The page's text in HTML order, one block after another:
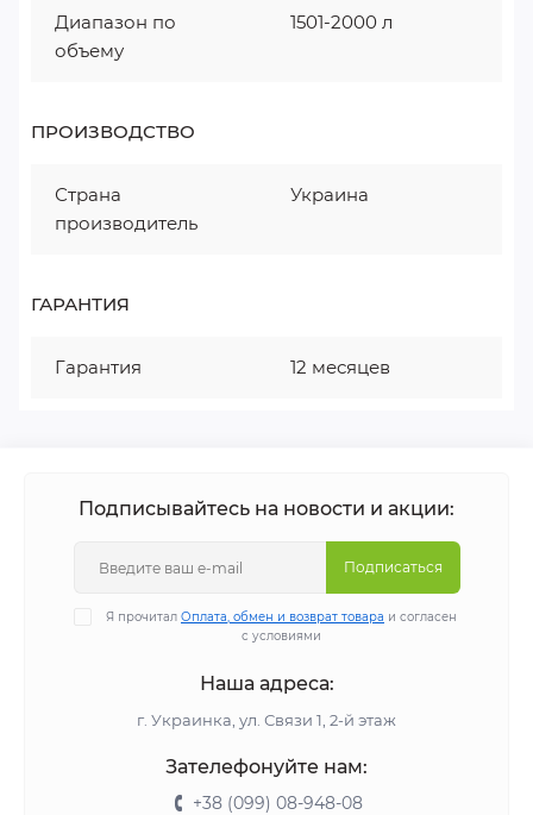
Диапазон по
объему
1501-2000 л
ПРОИЗВОДСТВО
Страна
производитель
Украина
ГАРАНТИЯ
Гарантия 12 месяцев
Подписывайтесь на новости и акции:
Подписаться
Я прочитал Оплата, обмен и возврат товара и согласен
с условиями
Наша адреса:
г. Украинка, ул. Связи 1, 2-й этаж
Зателефонуйте нам:
+38 (099) 08-948-08